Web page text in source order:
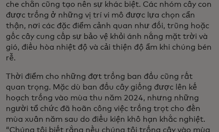
che chắn cũng tạo nên sự khác biệt. Các nhóm cây con
được trồng ở những vị trí vi mô được lựa chọn cẩn
thận, nơi các đặc điểm cảnh quan như đồi, trũng hoặc
gốc cây cung cấp sự bảo vệ khỏi ánh nắng mặt trời và
gió, điều hòa nhiệt độ và cải thiện độ ẩm khi chúng bén
rễ.
Thời điểm cho những đợt trồng ban đầu cũng rất
quan trọng. Mặc dù ban đầu cây giống được lên kế
hoạch trồng vào mùa thu năm 2024, nhưng những
người tổ chức đã hoãn công việc trồng trọt cho đến
mùa xuân năm sau do điều kiện khô hạn khắc nghiệt.
“Chúng tôi biết rằng nếu chúng tôi trồng cây vào mùa